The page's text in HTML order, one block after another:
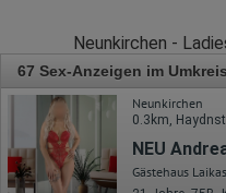
Neunkirchen -
67 Sex-Anzeigen im
Neunkirchen
0.3km,
NEU
Gästehaus